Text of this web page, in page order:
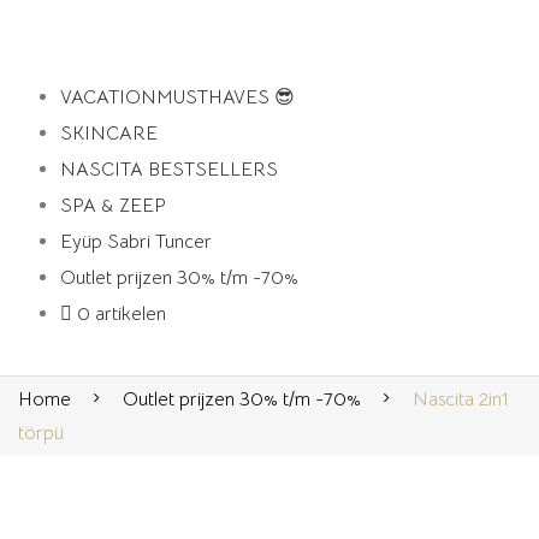
VACATIONMUSTHAVES 😎
SKINCARE
NASCITA BESTSELLERS
SPA & ZEEP
Eyüp Sabri Tuncer
Outlet prijzen 30% t/m -70%
0 artikelen
Home Outlet prijzen 30% t/m -70%
Nascita 2in1
törpü